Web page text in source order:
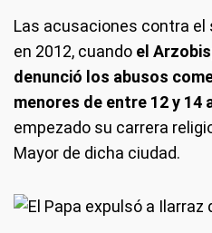
Las acusaciones contra
en 2012, cuando el
denunció los abusos
menores de entre 12 y 14
empezado su carrera
Mayor de dicha ciudad.